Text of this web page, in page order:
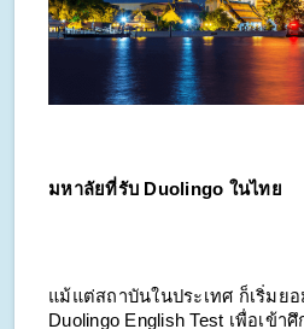
มหาลัยที่รับ Duolingo ในไทย
แม้แต่สถาบันในประเทศ ก็เริ่มย
Duolingo English Test เพื่อเข้